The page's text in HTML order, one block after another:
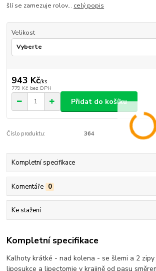
šlí se zamezuje rolov... celý popis
Velikost
943 Kč/ks
779 Kč bez DPH
Přidat do košíku
Číslo produktu: 364
Kompletní specifikace
Komentáře 0
Ke stažení
Kompletní specifikace
Kalhoty krátké - nad kolena - se šlemi a 2
liposukce a lipectomie v krajině od pasu